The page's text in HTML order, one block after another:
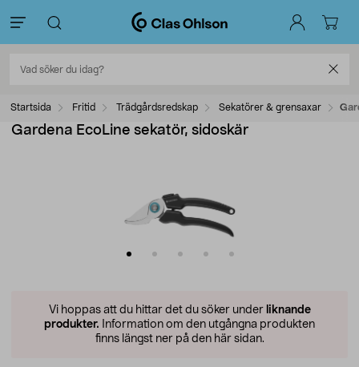
Startsida Fritid Trädgårdsredskap Sekatörer & grensaxar
Gardena EcoLine sekatör, sidoskär
Vi hoppas att du hittar det du söker under liknande
produkter. Information om den utgångna produkten
finns längst ner på den här sidan.